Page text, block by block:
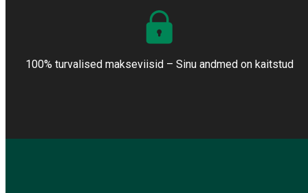
100% turvalised makseviisid – Sinu andmed on kaitstud